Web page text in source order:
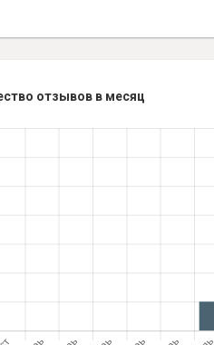
отзывов в месяц